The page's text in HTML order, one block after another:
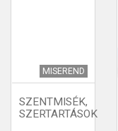
MISEREND
SZENTMISÉK,
SZERTARTÁSOK